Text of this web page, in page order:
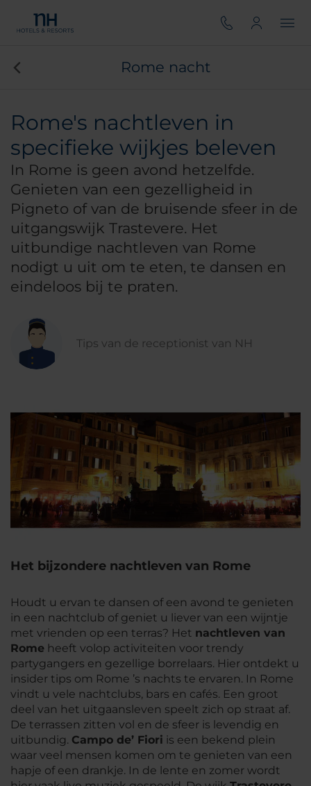
Rome nacht
Rome's nachtleven in
specifieke wijkjes beleven
In Rome is geen avond hetzelfde.
Genieten van een gezelligheid in
Pigneto of van de bruisende sfeer in de
uitgangswijk Trastevere. Het
uitbundige nachtleven van Rome
nodigt u uit om te eten, te dansen en
eindeloos bij te praten.
Tips van de receptionist van NH
Het bijzondere nachtleven van Rome
Houdt u ervan te dansen of een avond te genieten
in een nachtclub of geniet u liever van een wijntje
met vrienden op een terras? Het nachtleven van
Rome heeft volop activiteiten voor trendy
partygangers en gezellige borrelaars. Hier ontdekt u
insider tips om Rome ’s nachts te ervaren. In Rome
vindt u vele nachtclubs, bars en cafés. Een groot
deel van het uitgaansleven speelt zich op straat af.
De terrassen zitten vol en de sfeer is levendig en
uitbundig. Campo de’ Fiori is een bekend plein
waar veel mensen komen om te genieten van een
hapje of een drankje. In de lente en zomer wordt